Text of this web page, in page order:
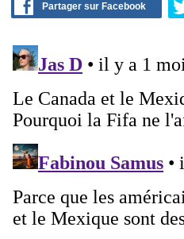
Partager sur Facebook